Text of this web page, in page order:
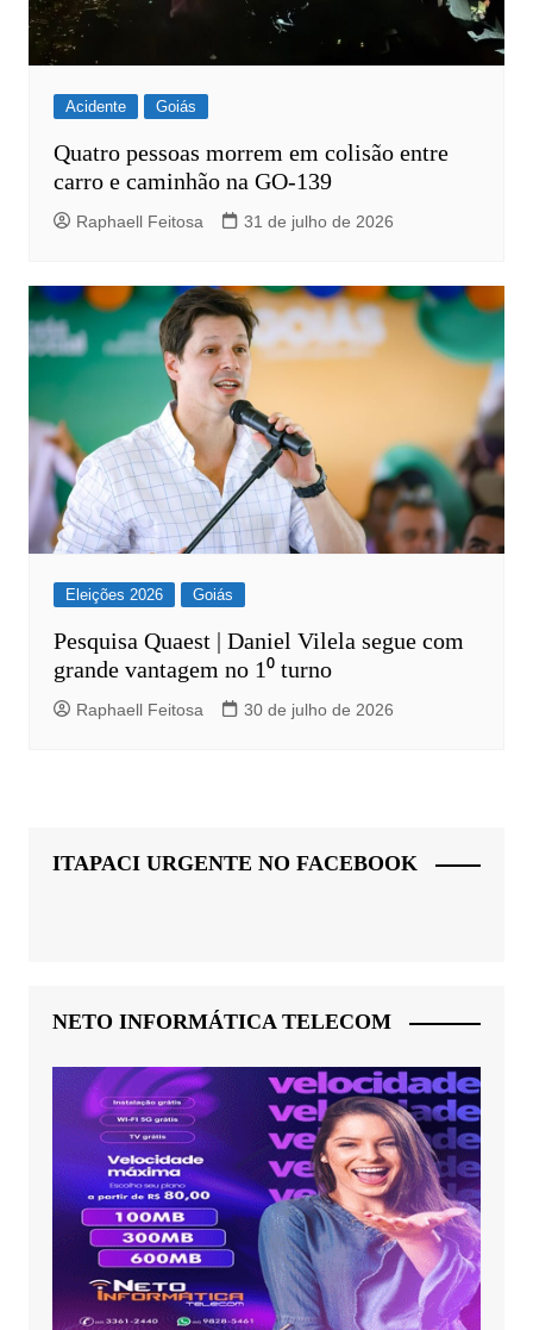
Acidente Goiás
Quatro pessoas morrem em colisão entre
carro e caminhão na GO-139
Raphaell Feitosa 31 de julho de 2026
Eleições 2026 Goiás
Pesquisa Quaest | Daniel Vilela segue com
grande vantagem no 1⁰ turno
Raphaell Feitosa 30 de julho de 2026
ITAPACI URGENTE NO FACEBOOK
NETO INFORMÁTICA TELECOM